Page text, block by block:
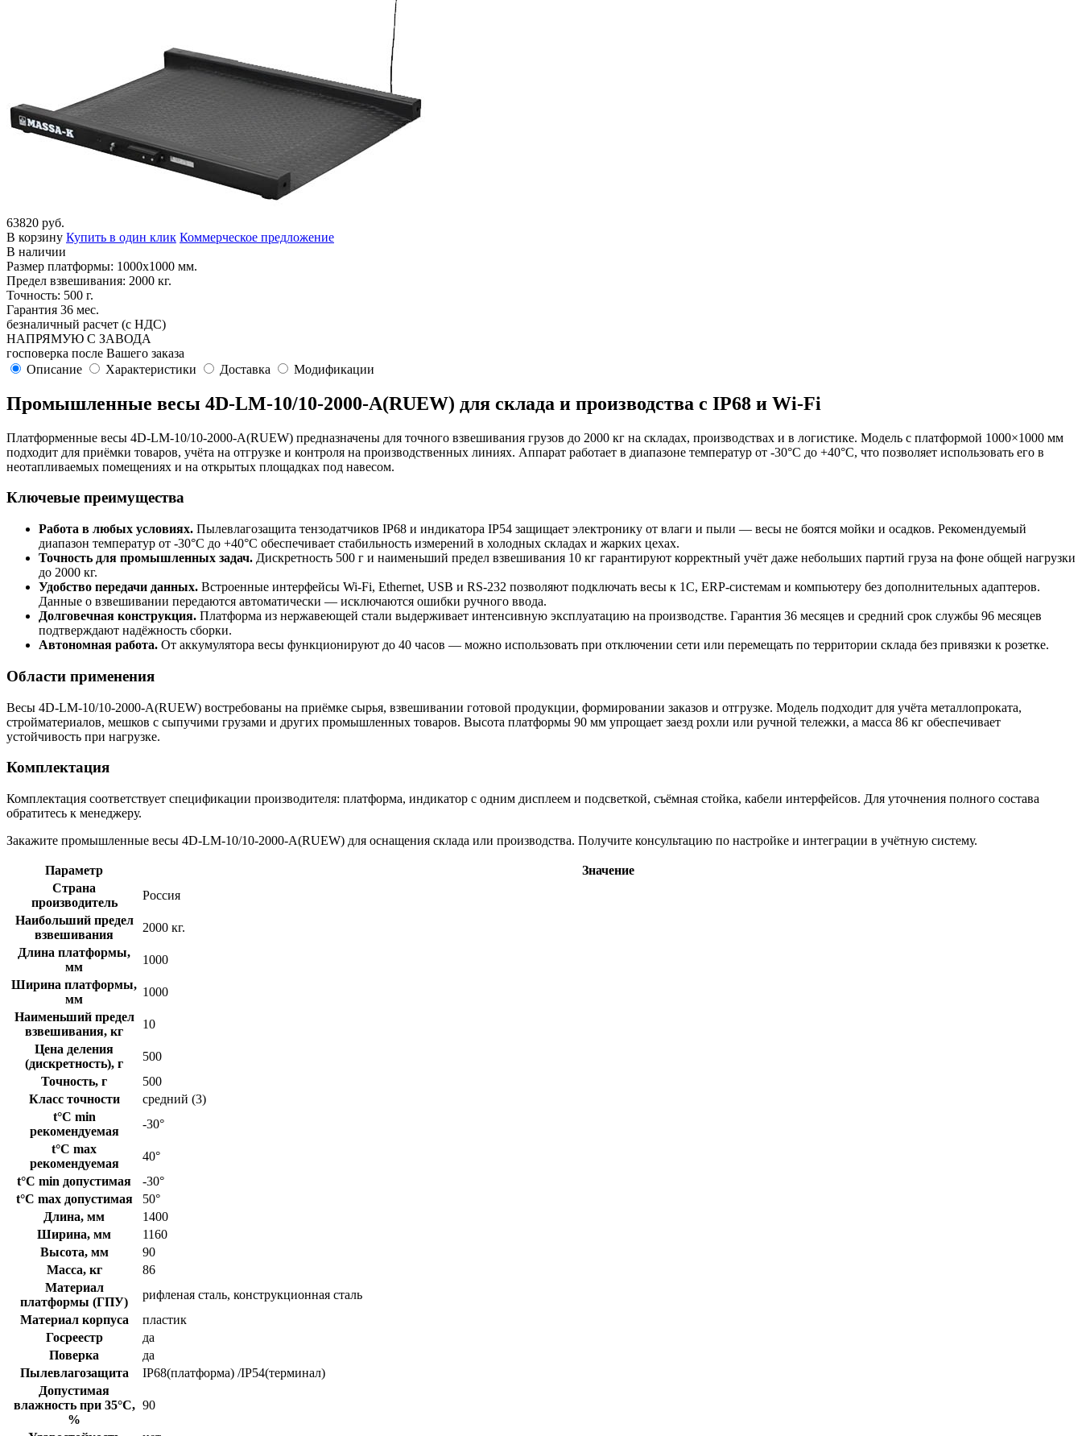
63820 руб.
В корзину Купить в один клик Коммерческое предложение
В наличии
Размер платформы: 1000х1000 мм.
Предел взвешивания: 2000 кг.
Точность: 500 г.
Гарантия 36 мес.
безналичный расчет (с НДС)
НАПРЯМУЮ С ЗАВОДА
госповерка после Вашего заказа
Описание
Характеристики Доставка Модификации
Промышленные весы 4D-LM-10/10-2000-A(RUEW) для склада и производства с IP68 и Wi-Fi
Платформенные весы 4D-LM-10/10-2000-A(RUEW) предназначены для точного взвешивания грузов до 2000 кг на складах, производствах и в логистике. Модель с платформой 1000×1000 мм
подходит для приёмки товаров, учёта на отгрузке и контроля на производственных линиях. Аппарат работает в диапазоне температур от -30°C до +40°C, что позволяет использовать его в
неотапливаемых помещениях и на открытых площадках под навесом.
Ключевые преимущества
Работа в любых условиях. Пылевлагозащита тензодатчиков IP68 и индикатора IP54 защищает электронику от влаги и пыли — весы не боятся мойки и осадков. Рекомендуемый
диапазон температур от -30°C до +40°C обеспечивает стабильность измерений в холодных складах и жарких цехах.
Точность для промышленных задач. Дискретность 500 г и наименьший предел взвешивания 10 кг гарантируют корректный учёт даже небольших партий груза на фоне общей нагрузки
до 2000 кг.
Удобство передачи данных. Встроенные интерфейсы Wi-Fi, Ethernet, USB и RS-232 позволяют подключать весы к 1С, ERP-системам и компьютеру без дополнительных адаптеров.
Данные о взвешивании передаются автоматически — исключаются ошибки ручного ввода.
Долговечная конструкция. Платформа из нержавеющей стали выдерживает интенсивную эксплуатацию на производстве. Гарантия 36 месяцев и средний срок службы 96 месяцев
подтверждают надёжность сборки.
Автономная работа. От аккумулятора весы функционируют до 40 часов — можно использовать при отключении сети или перемещать по территории склада без привязки к розетке.
Области применения
Весы 4D-LM-10/10-2000-A(RUEW) востребованы на приёмке сырья, взвешивании готовой продукции, формировании заказов и отгрузке. Модель подходит для учёта металлопроката,
стройматериалов, мешков с сыпучими грузами и других промышленных товаров. Высота платформы 90 мм упрощает заезд рохли или ручной тележки, а масса 86 кг обеспечивает
устойчивость при нагрузке.
Комплектация
Комплектация соответствует спецификации производителя: платформа, индикатор с одним дисплеем и подсветкой, съёмная стойка, кабели интерфейсов. Для уточнения полного состава
обратитесь к менеджеру.
Закажите промышленные весы 4D-LM-10/10-2000-A(RUEW) для оснащения склада или производства. Получите консультацию по настройке и интеграции в учётную систему.
Параметр
Значение
Страна
производитель
Россия
Наибольший предел
взвешивания
2000 кг.
Длина платформы,
мм
1000
Ширина платформы,
мм
1000
Наименьший предел
взвешивания, кг
10
Цена деления
(дискретность), г
500
Точность, г
500
Класс точности
средний (3)
t°C min
рекомендуемая
-30°
t°C max
рекомендуемая
40°
t°C min допустимая
-30°
t°C max допустимая
50°
Длина, мм
1400
Ширина, мм
1160
Высота, мм
90
Масса, кг
86
Материал
платформы (ГПУ)
рифленая сталь, конструкционная сталь
Материал корпуса
пластик
Госреестр
да
Поверка
да
Пылевлагозащита
IP68(платформа) /IP54(терминал)
Допустимая
влажность при 35°С,
%
90